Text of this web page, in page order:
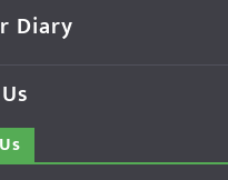
Diary